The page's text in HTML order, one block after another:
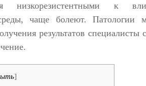
низкорезистентными к
чаще болеют. Патологии
результатов специалисты
]